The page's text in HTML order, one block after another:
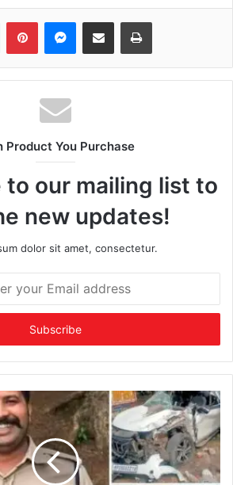
LinkedInPinterestMessenger
Share via Email Print
Product You Purchase
to our mailing list to
new updates!
dolor sit amet, consectetur.